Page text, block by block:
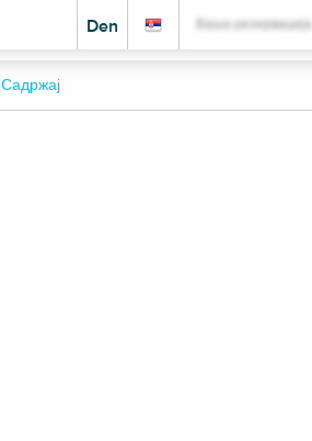
Den Ваша резервација
Садржај